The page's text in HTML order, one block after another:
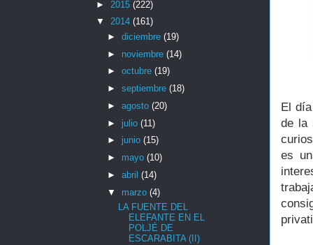
El
de la
es
► 2015 (222)
▼ 2014 (161)
► diciembre (19)
► noviembre (14)
► octubre (19)
► septiembre (18)
► agosto (20)
► julio (11)
► junio (15)
► mayo (10)
► abril (14)
▼ marzo (4)
LA FUENTE DEL
ELEFANTE EN EL
POLJÉ DE
ESCARABITA (II)